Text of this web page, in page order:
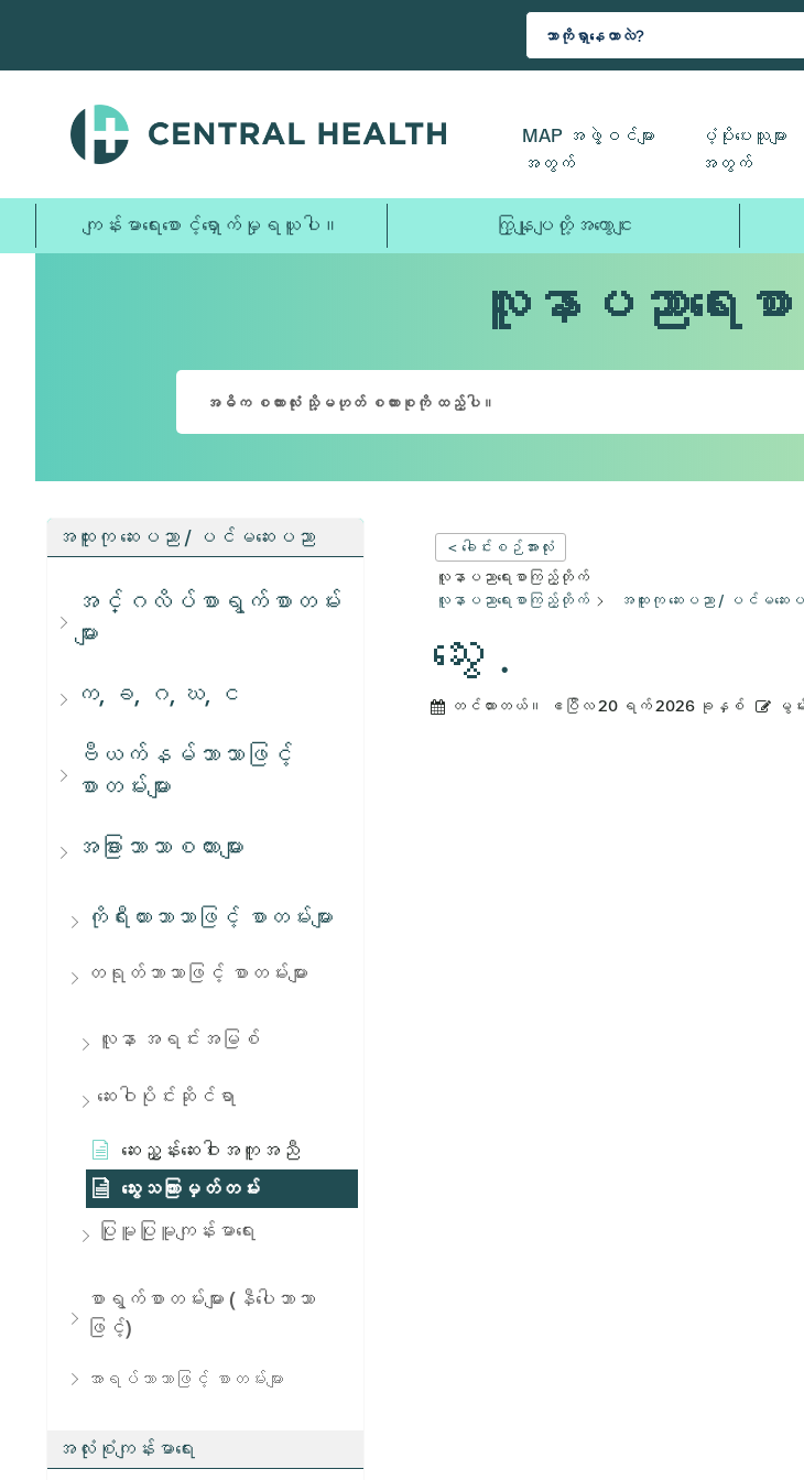
သို့
ပါ။
MAP အဖွဲ့ဝင်များ
အတွက်
ပံ့ပိုးပေးသူများ
အတွက်
ကျန်းမာရေးစောင့်ရှောက်မှုရယူပါ။ ကြှနျုပျတို့အကွောငျး
လူနာပညာရေး
အထူးကု ဆေးပညာ / ပင်မဆေးပညာ
အင်္ဂလိပ်စာရွက်စာတမ်း
များ
က, ခ, ဂ, ဃ, င
ဗီယက်နမ်ဘာသာဖြင့်
စာတမ်းများ
အခြားဘာသာစကားများ
ကိုရီးယားဘာသာဖြင့် စာတမ်းများ
တရုတ်ဘာသာဖြင့် စာတမ်းများ
လူနာ အရင်းအမြစ်
​ဆေး​ဝါ​ပိုင်း​ဆိုင်​ရာ
ဆေးညွှန်းဆေးဝါးအကူအညီ
သွေးသကြားမှတ်တမ်း
ပြုမူပြုမူကျန်းမာရေး
စာရွက်စာတမ်းများ (နီပေါဘာသာ
ဖြင့်)
အာရပ်ဘာသာဖြင့် စာတမ်းများ
အလုံးစုံကျန်းမာရေး
< ခေါင်းစဉ်အားလုံး
လူနာပညာရေးစာကြည့်တိုက်
လူနာပညာရေးစာကြည့်တိုက်
အထူးကု ဆေးပညာ / ပင်မဆေး
သွေး​ ​.
တင်ထားတယ်။ ဧပြီလ 20 ရက် 2026 ခုနှစ် မွ